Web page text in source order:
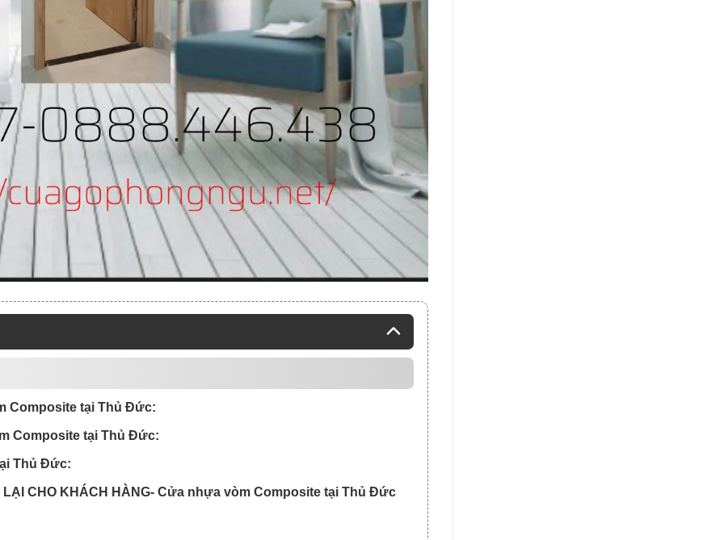
Composite tại Thủ Đức:
Composite tại Thủ Đức:
Thủ Đức:
LẠI CHO KHÁCH HÀNG- Cửa nhựa vòm Composite tại Thủ Đức